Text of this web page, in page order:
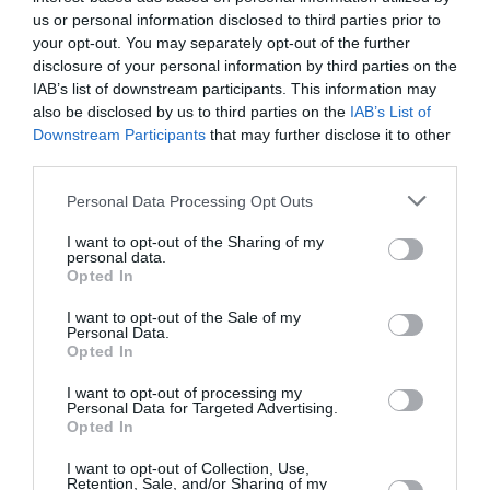
us or personal information disclosed to third parties prior to
your opt-out. You may separately opt-out of the further
disclosure of your personal information by third parties on the
IAB’s list of downstream participants. This information may
also be disclosed by us to third parties on the IAB’s List of
Downstream Participants that may further disclose it to other
Personal Data Processing Opt Outs
I want to opt-out of the Sharing of my
personal data.
Opted In
I want to opt-out of the Sale of my
Personal Data.
Opted In
I want to opt-out of processing my
Personal Data for Targeted Advertising.
Opted In
I want to opt-out of Collection, Use,
Retention, Sale, and/or Sharing of my
fost folosite, în tot acest timp, ca monedă de schimb
pentru clientela de partid sau ofițerii acoperiți în
retragere.
Nu mă consider eu cel în măsură să aprecieze just
oportunitatea demiterii Danei Constantinescu, după
cum cred că nimeni din diaspora nu ar putea face
acest lucru. Sper, însă, caacest demers jurnalistic
să contribuie la o imperioasă reformă a unui
încăpățânează să subziste. Cred că transformarea
acestuia într-un
pe lângă atribuțiile de reprezentare a țării, să devină
furnizor de servicii și asistență pentru și în interesul
cetățeanului, deschis dialogului și transparent, ar fi